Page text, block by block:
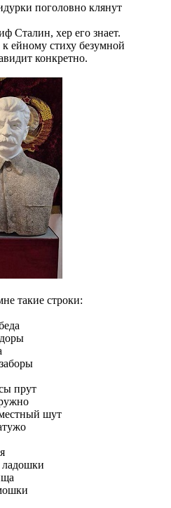
поголовно клянут
Сталин, хер его знает.
ейному стиху безумной
конкретно.
такие строки:
прут
шут
ладошки